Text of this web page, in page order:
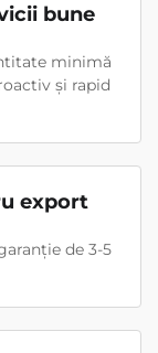
bune
minimă
și rapid
export
de 3-5